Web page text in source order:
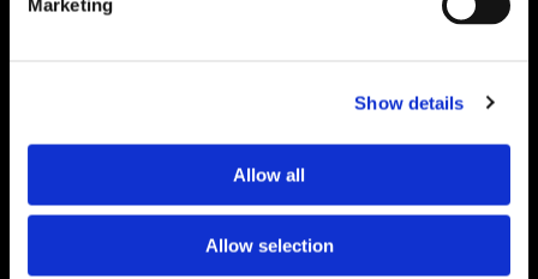
Marketing
Show details
Allow all
Allow selection
Om Sjöfartstidningen